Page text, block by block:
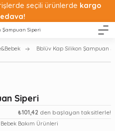
seçili ürünlerde kargo
Bblüv Kap Silikon Şampuan
Siperi
₺101,42 den başlayan taksitlerle!
Bebek Bakım Ürünleri